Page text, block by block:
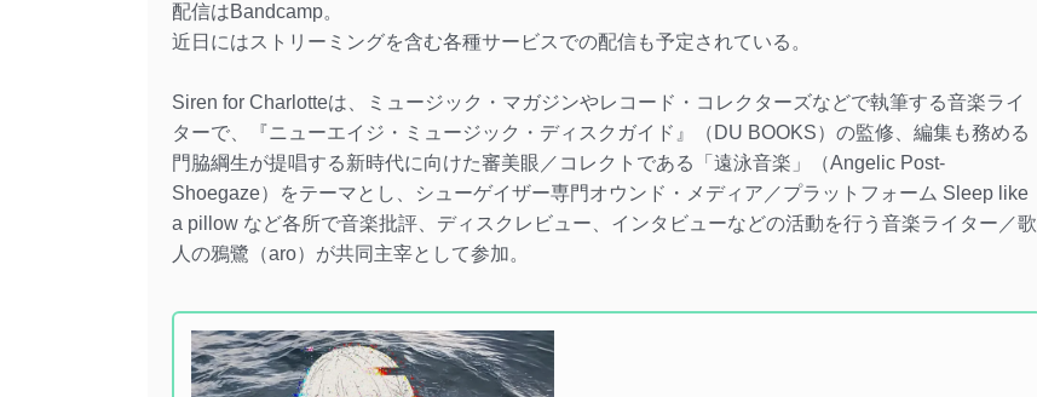
配信はBandcamp。
近日にはストリーミングを含む各種サービスでの配信も予定されている。
Siren for Charlotteは、ミュージック・マガジンやレコード・コレクターズなどで執筆する音楽ライ
ターで、『ニューエイジ・ミュージック・ディスクガイド』（DU BOOKS）の監修、編集も務める
門脇綱生が提唱する新時代に向けた審美眼／コレクトである「遠泳音楽」（Angelic Post-
Shoegaze）をテーマとし、シューゲイザー専門オウンド・メディア／プラットフォーム Sleep like
a pillow など各所で音楽批評、ディスクレビュー、インタビューなどの活動を行う音楽ライター／歌
人の鴉鷺（aro）が共同主宰として参加。